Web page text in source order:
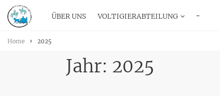
ÜBER UNS VOLTIGIERABTEILUNG ···
Home 2025
Jahr: 2025